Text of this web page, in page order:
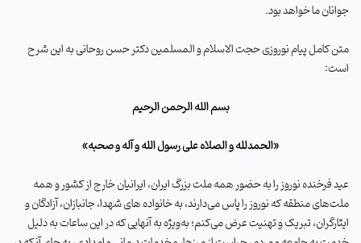
جوانان ما خواهد بود.
متن کامل پیام نوروزی حجت الاسلام و المسلمین دکتر حسن روحانی به این شرح
است:
بسم الله الرحمن الرحیم
«الحمدلله و الصلاه علی رسول الله و آله و صحبه»
عید فرخنده نوروز را به حضور همه ملت بزرگ ایران، ایرانیان خارج از کشور و همه
ملت‌های منطقه که نوروز را پاس می‌دارند، به خانواده های شهدا، جانبازان، آزادگان و
ایثارگران، تبریک و تهنیت عرض می‌کنم؛ به‌ویژه به آنهایی که در این ساعات به دلیل